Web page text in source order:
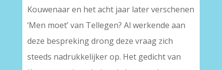
Kouwenaar en het acht jaar later verschenen
‘Men moet’ van Tellegen? Al werkende aan
deze bespreking drong deze vraag zich
steeds nadrukkelijker op. Het gedicht van